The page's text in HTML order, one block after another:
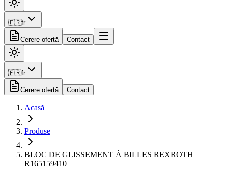
🇫🇷fr
Cerere ofertă Contact
🇫🇷fr
Cerere ofertă Contact
Acasă
Produse
BLOC DE GLISSEMENT À BILLES REXROTH
R165159410